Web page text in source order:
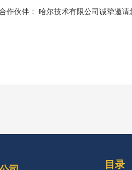
作伙伴： 哈尔技术有限公司诚挚邀
目录